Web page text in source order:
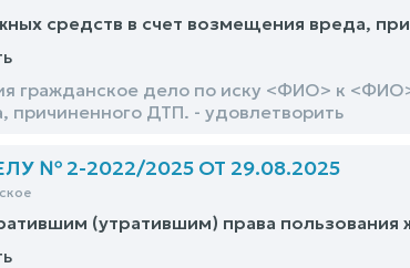
средств в счет возмещения вреда,
гражданское дело по иску <ФИО> к
причиненного ДТП. - удовлетворить
№ 2-2022/2025 ОТ 29.08.2025
(утратившим) права